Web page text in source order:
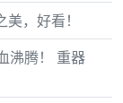
，好看！
沸腾！ 重器